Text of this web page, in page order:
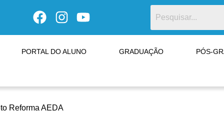
PORTAL DO ALUNO GRADUAÇÃO PÓS-
Reforma AEDA